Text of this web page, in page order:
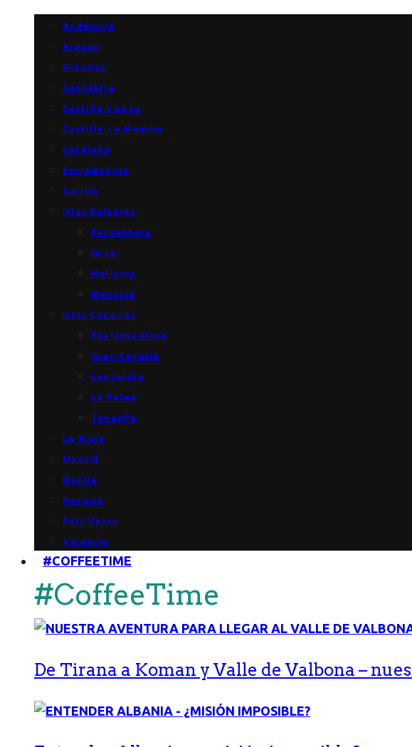
Andalucía
Aragón
Asturias
Cantabria
Castilla y León
Castilla-La Mancha
Cataluña
Extremadura
Galicia
Islas Baleares
Formentera
Ibiza
Mallorca
Menorca
Islas Canarias
Fuerteventura
Gran Canaria
Lanzarote
La Palma
Tenerife
La Rioja
Madrid
Murcia
Navarra
País Vasco
Valencia
#COFFEETIME
#CoffeeTime
De Tirana a Koman y Valle de Valbona –